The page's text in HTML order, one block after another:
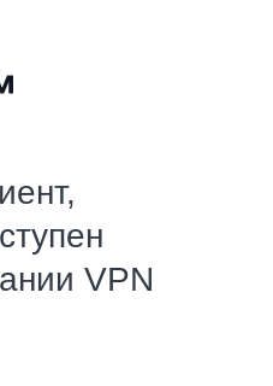
VPN